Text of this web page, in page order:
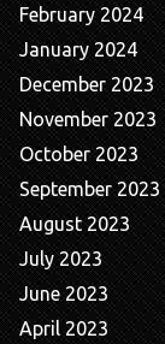
February 2024
January 2024
December 2023
November 2023
October 2023
September 2023
August 2023
July 2023
June 2023
April 2023